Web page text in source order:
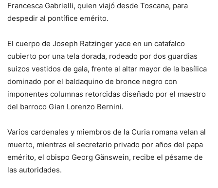
Francesca Gabrielli, quien viajó desde Toscana, para
despedir al pontífice emérito.
El cuerpo de Joseph Ratzinger yace en un catafalco
cubierto por una tela dorada, rodeado por dos guardias
suizos vestidos de gala, frente al altar mayor de la basílica
dominado por el baldaquino de bronce negro con
imponentes columnas retorcidas diseñado por el maestro
del barroco Gian Lorenzo Bernini.
Varios cardenales y miembros de la Curia romana velan al
muerto, mientras el secretario privado por años del papa
emérito, el obispo Georg Gänswein, recibe el pésame de
las autoridades.